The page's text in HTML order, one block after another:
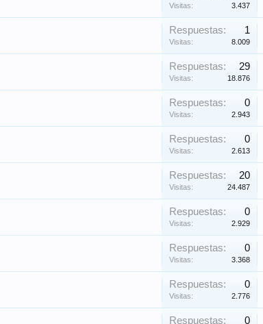
Visitas: 3.437
Respuestas: 1
Visitas: 8.009
Respuestas: 29
Visitas: 18.876
Respuestas: 0
Visitas: 2.943
Respuestas: 0
Visitas: 2.613
Respuestas: 20
Visitas: 24.487
Respuestas: 0
Visitas: 2.929
Respuestas: 0
Visitas: 3.368
Respuestas: 0
Visitas: 2.776
Respuestas: 0